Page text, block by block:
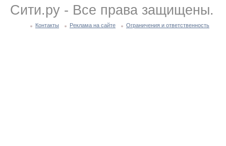
Сити.ру - Все права защищены.
Контакты Реклама на сайте Ограничения и ответственность